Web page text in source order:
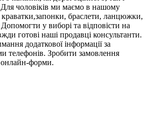
чоловіків ми маємо в нашому
краватки,запонки, браслети, ланцюжки,
у виборі та відповісти на
готові наші продавці консультанти.
додаткової інформації за
телефонів. Зробити замовлення
форми.